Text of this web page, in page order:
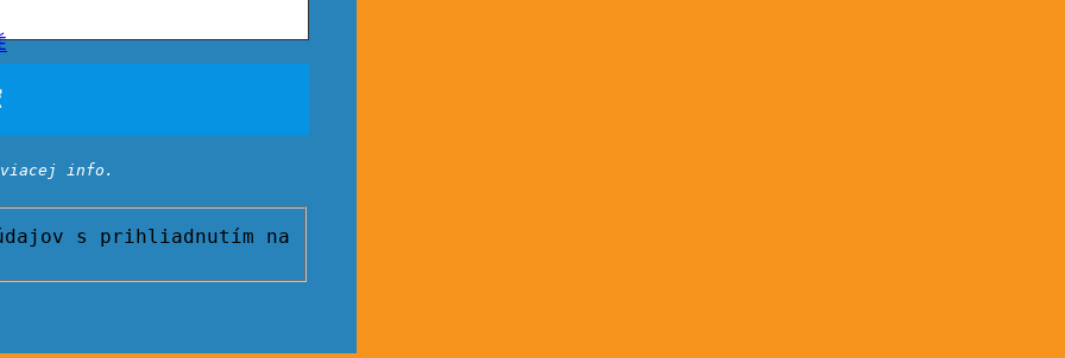
info.
s prihliadnutím na